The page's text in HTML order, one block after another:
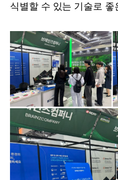
식별할 수 있는 기술로